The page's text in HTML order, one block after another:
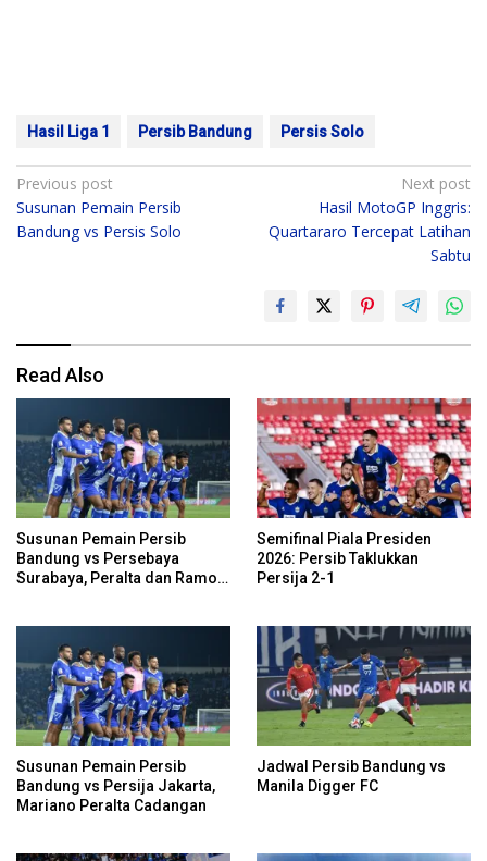
Hasil Liga 1 Persib Bandung Persis Solo
Post
navigation
Previous post
Susunan Pemain Persib
Bandung vs Persis Solo
Next post
Hasil MotoGP Inggris:
Quartararo Tercepat Latihan
Sabtu
Read Also
Susunan Pemain Persib
Bandung vs Persebaya
Surabaya, Peralta dan Ramon
Semifinal Piala Presiden
2026: Persib Taklukkan
Persija 2-1
Susunan Pemain Persib
Bandung vs Persija Jakarta,
Mariano Peralta Cadangan
Jadwal Persib Bandung vs
Manila Digger FC